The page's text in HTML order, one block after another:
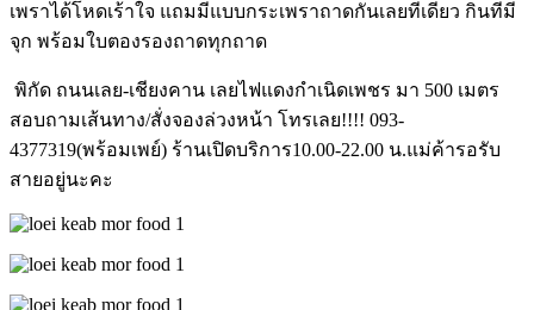
เพราได้โหดเร้าใจ แถมมีแบบกระเพราถาดกันเลยทีเดียว กินทีมี
จุก พร้อมใบตองรองถาดทุกถาด
พิกัด ถนนเลย-เชียงคาน เลยไฟแดงกำเนิดเพชร มา 500 เมตร
สอบถามเส้นทาง/สั่งจองล่วงหน้า โทรเลย!!!! 093-
4377319(พร้อมเพย์) ร้านเปิดบริการ10.00-22.00 น.แม่ค้ารอรับ
สายอยู่นะคะ